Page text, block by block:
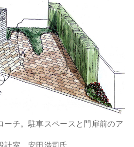
ーチ。駐車スペースと門扉前のア
計室 安田浩司氏